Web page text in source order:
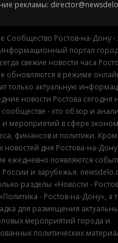
рекламы:
Сообщество Ростов-на-Дону -
портал
свежие новости часа
обновляются в режиме
только актуальную
новости Ростова сегодня
- это обзор и
и мероприятий в сфере
финансов и политики.
новостей дня Ростова-на-
ежедневно появляются
России и зарубежья.
разделы «Новости -
- Ростов-на-Дону», а
для размещения
мероприятий города и
политических